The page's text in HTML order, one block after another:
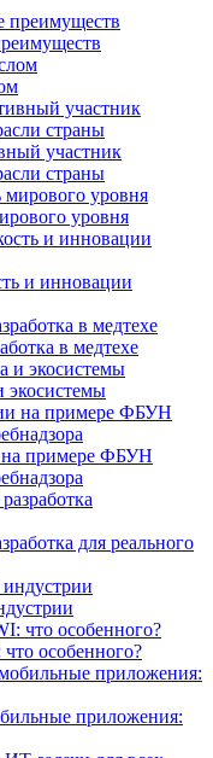
участник
страны
уровня
и инновации
в медтехе
экосистемы
на примере ФБУН
для реального
особенного?
приложения: